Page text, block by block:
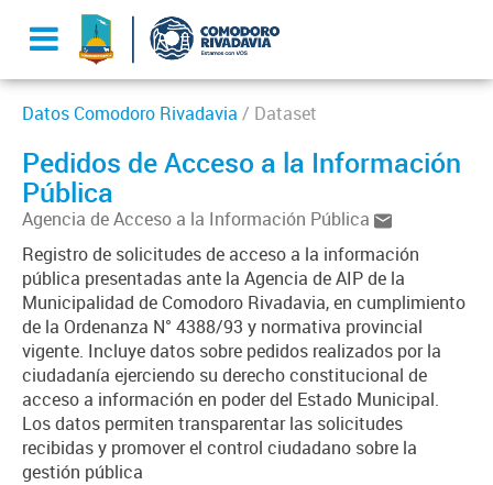
Datos Comodoro Rivadavia / Dataset
Pedidos de Acceso a la Información
Pública
Agencia de Acceso a la Información Pública
Registro de solicitudes de acceso a la información
pública presentadas ante la Agencia de AIP de la
Municipalidad de Comodoro Rivadavia, en cumplimiento
de la Ordenanza N° 4388/93 y normativa provincial
vigente. Incluye datos sobre pedidos realizados por la
ciudadanía ejerciendo su derecho constitucional de
acceso a información en poder del Estado Municipal.
Los datos permiten transparentar las solicitudes
recibidas y promover el control ciudadano sobre la
gestión pública